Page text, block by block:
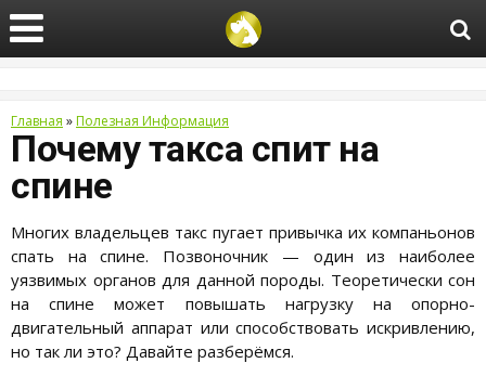
Главная »Полезная Информация
Почему такса спит на
спине
Многих владельцев такс пугает привычка их компаньонов
спать на спине. Позвоночник — один из наиболее
уязвимых органов для данной породы. Теоретически сон
на спине может повышать нагрузку на опорно-
двигательный аппарат или способствовать искривлению,
но так ли это? Давайте разберёмся.